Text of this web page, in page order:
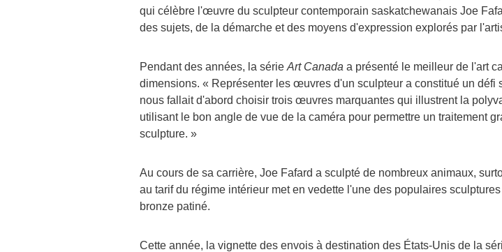
qui célèbre l'œuvre du sculpteur contemporain saskatchewanais Joe
des sujets, de la démarche et des moyens d'expression explorés par
Pendant des années, la série Art Canada a présenté le meilleur de l'art
dimensions. « Représenter les œuvres d'un sculpteur a constitué un défi
nous fallait d'abord choisir trois œuvres marquantes qui illustrent la
utilisant le bon angle de vue de la caméra pour permettre un traitement
sculpture. »
Au cours de sa carrière, Joe Fafard a sculpté de nombreux animaux,
au tarif du régime intérieur met en vedette l'une des populaires
bronze patiné.
Cette année, la vignette des envois à destination des États-Unis de la